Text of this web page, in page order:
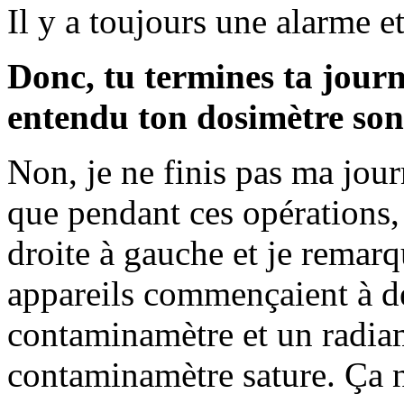
Il y a toujours une alarme
Donc, tu termines ta
entendu ton dosimètre
Non, je ne finis pas ma
que pendant ces
droite à gauche et je
appareils commençaient à
contaminamètre et un
contaminamètre sature.